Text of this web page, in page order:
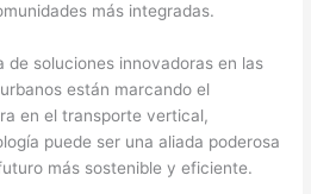
más integradas.
de soluciones innovadoras en las
están marcando el
en el transporte vertical,
puede ser una aliada poderosa
más sostenible y eficiente.